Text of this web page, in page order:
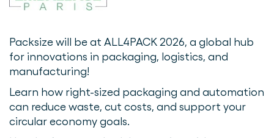
Packsize will be at ALL4PACK 2026, a global hub
for innovations in packaging, logistics, and
manufacturing!
Learn how right-sized packaging and automation
can reduce waste, cut costs, and support your
circular economy goals.